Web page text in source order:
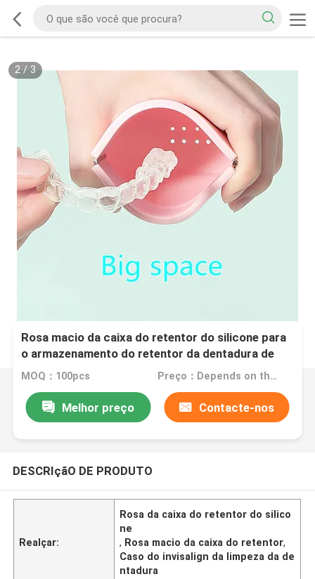
2/ 3
Rosa macio da caixa do retentor do silicone para
o armazenamento do retentor da dentadura de
Invisalign
MOQ：100pcs Preço：Depends on the order quantity
Melhor preço Contacte-nos
DESCRIçãO DE PRODUTO
Realçar:
Rosa da caixa do retentor do silico
ne
, Rosa macio da caixa do retentor,
Caso do invisalign da limpeza da de
ntadura